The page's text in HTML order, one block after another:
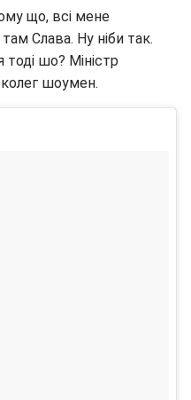
що, всі мене
Слава. Ну ніби так.
шо? Міністр
шоумен.